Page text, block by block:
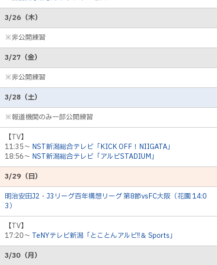
3/26（木）
※非公開練習
3/27（金）
※非公開練習
3/28（土）
※報道機関のみ一部公開練習
【TV】
11:35～ NST新潟総合テレビ「KICK OFF！NIIGATA」
18:56～ NST新潟総合テレビ「アルビSTADIUM」
3/29（日）
明治安田J2・J3リーグ百年構想リーグ 第8節vsFC大阪（花園 14:0
3）
【TV】
17:20～ TeNYテレビ新潟「とことんアルビ!!＆ Sports」
3/30（月）